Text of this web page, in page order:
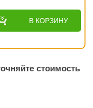
В КОРЗИНУ
стоимость